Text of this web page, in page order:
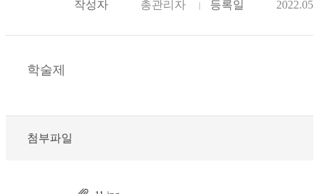
작성자 총관리자 등록일
학술제
첨부파일